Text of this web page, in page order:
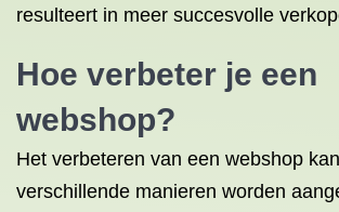
resulteert in meer succesvolle
Hoe verbeter je een
webshop?
Het verbeteren van een webshop
verschillende manieren worden